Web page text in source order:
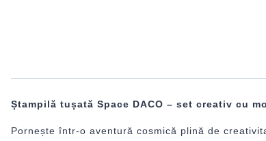
Ștampilă tușată Space DACO – set creativ cu
Pornește într-o aventură cosmică plină de